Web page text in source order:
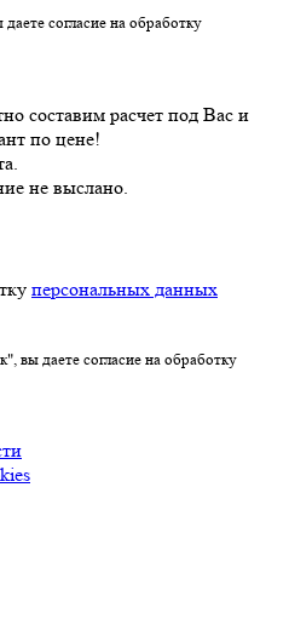
согласие на обработку
составим расчет под Вас и
по цене!
не выслано.
персональных данных
вы даете согласие на обработку